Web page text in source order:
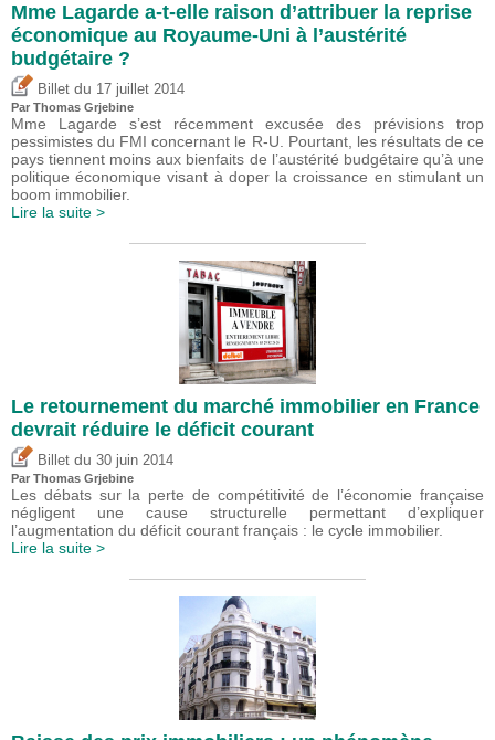
Mme Lagarde a-t-elle raison d’attribuer la reprise
économique au Royaume-Uni à l’austérité
budgétaire ?
Billet du 17 juillet 2014
Par Thomas Grjebine
Mme Lagarde s’est récemment excusée des prévisions trop
pessimistes du FMI concernant le R-U. Pourtant, les résultats de ce
pays tiennent moins aux bienfaits de l’austérité budgétaire qu’à une
politique économique visant à doper la croissance en stimulant un
boom immobilier.
Lire la suite >
Le retournement du marché immobilier en France
devrait réduire le déficit courant
Billet du 30 juin 2014
Par Thomas Grjebine
Les débats sur la perte de compétitivité de l’économie française
négligent une cause structurelle permettant d’expliquer
l’augmentation du déficit courant français : le cycle immobilier.
Lire la suite >